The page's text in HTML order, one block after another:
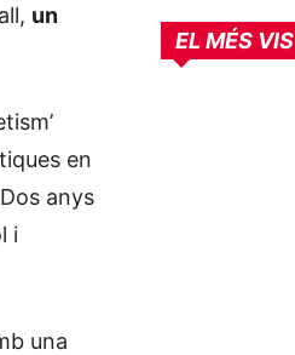
un
en
anys
i
una
EL MÉS